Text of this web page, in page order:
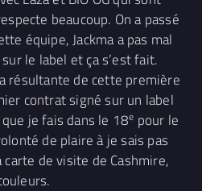
beaucoup. On a passé
équipe, Jackma a pas mal
le label et ça s’est fait.
résultante de cette première
contrat signé sur un label
je fais dans le 18e pour le
de plaire à je sais pas
carte de visite de Cashmire,